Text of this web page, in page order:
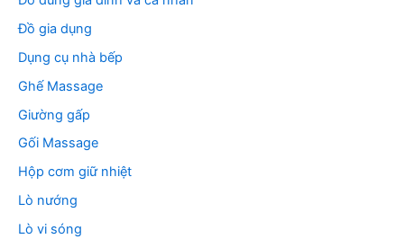
Đồ gia dụng
Dụng cụ nhà bếp
Ghế Massage
Giường gấp
Gối Massage
Hộp cơm giữ nhiệt
Lò nướng
Lò vi sóng